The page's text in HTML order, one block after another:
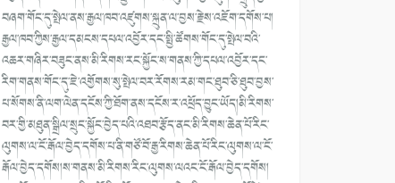
བཞག་གོང་དུ་སྤེལ་ནས་རྒྱལ་ཁབ་འཛུགས་སྐྲུན་ལ་བྱས་རྗེས་འཇོག་དགོས་པ།
རྒྱལ་ཁབ་ཀྱིས་རྒྱལ་དམངས་དཔལ་འབྱོར་དང་སྤྱི་ཚོགས་གོང་དུ་སྤེལ་བའི་
འཆར་གཞིར་བཟུང་ནས་མི་རིགས་རང་སྐྱོང་ས་གནས་ཀྱི་དཔལ་འབྱོར་དང་
རིག་གནས་གོང་དུ་ཇེ་འགྱོགས་སུ་སྤེལ་བར་རོགས་རམ་གང་ཐུབ་ཅི་ཐུབ་བྱས་
པ་སོགས་ནི་ལག་ལེན་དངོས་ཀྱི་ཐོག་ནས་དངོས་ར་འཕྲོད་བྱུང་ཡོད།མི་རིགས་
བར་གྱི་མཐུན་སྒྲིལ་སྲུང་སྐྱོང་བྱེད་པའི་འཐབ་རྩོད་ནང་མི་རིགས་ཆེན་པོ་རིང་
ལུགས་ལ་ངོ་རྒོལ་བྱེད་དགོས་པ་ནི་གཙོ་བོ་རྒྱ་རིགས་ཆེན་པོ་རིང་ལུགས་ལ་ངོ་
རྒོལ་བྱེད་དགོས།ས་གནས་མི་རིགས་རིང་ལུགས་ལའང་ངོ་རྒོལ་བྱེད་དགོས།